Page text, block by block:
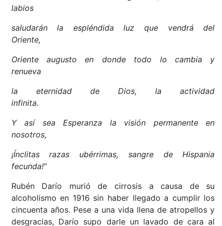
labios
saludarán la espléndida luz que vendrá del
Oriente,
Oriente augusto en donde todo lo cambia y
renueva
la eternidad de Dios, la actividad
infinita.
Y así sea Esperanza la visión permanente en
nosotros,
¡Ínclitas razas ubérrimas, sangre de Hispania
fecunda!”
Rubén Darío murió de cirrosis a causa de su
alcoholismo en 1916 sin haber llegado a cumplir los
cincuenta años. Pese a una vida llena de atropellos y
desgracias, Darío supo darle un lavado de cara al